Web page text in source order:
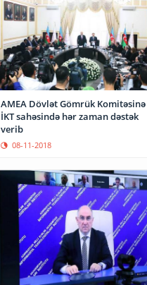
AMEA Dövlət Gömrük Komitəsinə
İKT sahəsində hər zaman dəstək
verib
08-11-2018